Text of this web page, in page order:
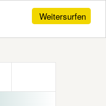
Weitersurfen